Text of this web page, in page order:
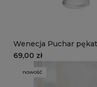
Wenecja Puchar
69,00 zł
nowość